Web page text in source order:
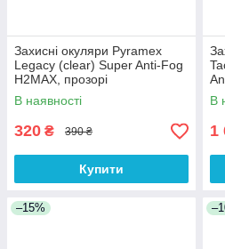
Захисні окуляри Pyramex
Legacy (clear) Super Anti-Fog
H2MAX, прозорі
В наявності
320 ₴ 390 ₴
Купити
В
1
–15%